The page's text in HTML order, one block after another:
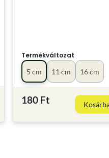
Termékváltozat
11 cm
16 cm
5 cm
180 Ft